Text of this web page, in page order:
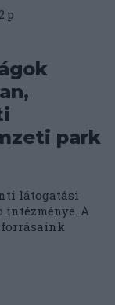
2 p
park
látogatási
intézménye. A
forrásaink